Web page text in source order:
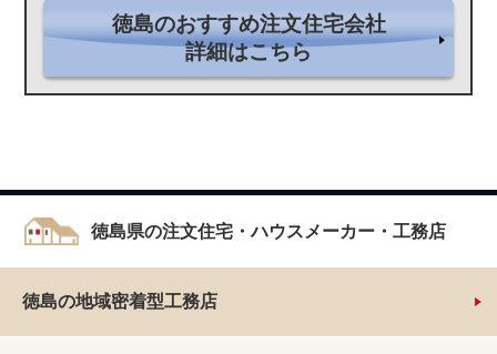
徳島のおすすめ注文住宅会社
詳細はこちら
徳島県の注文住宅・ハウスメーカー・工務店
徳島の地域密着型工務店